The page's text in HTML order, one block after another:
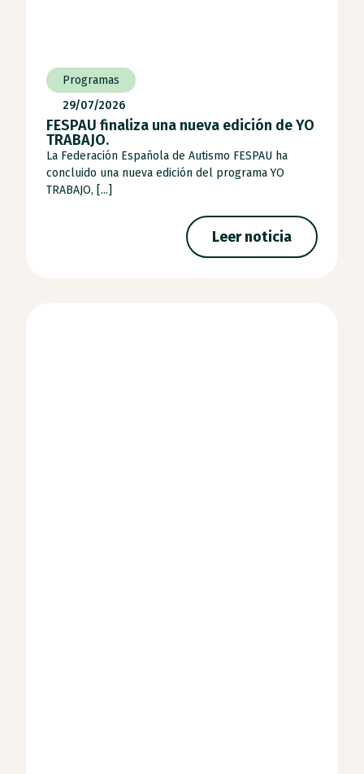
Programas
29/07/2026
FESPAU finaliza una nueva edición de YO
TRABAJO.
La Federación Española de Autismo FESPAU ha
concluido una nueva edición del programa YO
TRABAJO, [...]
Leer noticia